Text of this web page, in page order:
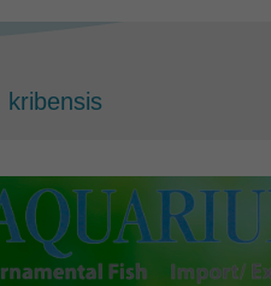
kribensis